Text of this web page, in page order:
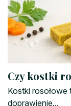
Czy kostki
Kostki
doprawienie...